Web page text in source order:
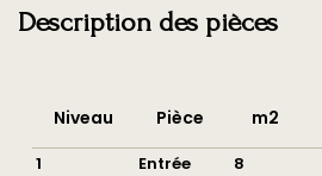
Description des pièces
Niveau Pièce m2
1 Entrée
8